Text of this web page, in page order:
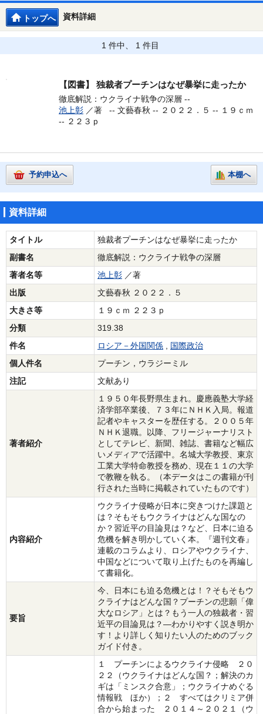
資料詳細
トップへ
1 件中、 1 件目
【図書】 独裁者プーチンはなぜ暴挙に走ったか
徹底解説：ウクライナ戦争の深層 --
池上彰 ／著 -- 文藝春秋 -- ２０２２．５ -- １９ｃｍ
-- ２２３ｐ
予約申込へ 本棚へ
資料詳細
タイトル
独裁者プーチンはなぜ暴挙に走ったか
副書名
徹底解説：ウクライナ戦争の深層
著者名等
池上彰 ／著
出版
文藝春秋 ２０２２．５
大きさ等
１９ｃｍ ２２３ｐ
分類
319.38
件名
ロシア－外国関係 , 国際政治
個人件名
プーチン，ウラジーミル
注記
文献あり
著者紹介
１９５０年長野県生まれ。慶應義塾大学経
済学部卒業後、７３年にＮＨＫ入局。報道
記者やキャスターを歴任する。２００５年
ＮＨＫ退職。以降、フリージャーナリスト
としてテレビ、新聞、雑誌、書籍など幅広
いメディアで活躍中。名城大学教授、東京
工業大学特命教授を務め、現在１１の大学
で教鞭を執る。（本データはこの書籍が刊
行された当時に掲載されていたものです）
内容紹介
ウクライナ侵略が日本に突きつけた課題と
は？そもそもウクライナはどんな国なの
か？習近平の目論見は？など、日本に迫る
危機を解き明かしていく本。『週刊文春』
連載のコラムより、ロシアやウクライナ、
中国などについて取り上げたものを再編し
て書籍化。
要旨
今、日本にも迫る危機とは！？そもそもウ
クライナはどんな国？プーチンの悲願「偉
大なロシア」とは？もう一人の独裁者・習
近平の目論見は？―わかりやすく説き明か
す！より詳しく知りたい人のためのブック
ガイド付き。
１ プーチンによるウクライナ侵略 ２０
２２（ウクライナはどんな国？；解決のカ
ギは「ミンスク合意」；ウクライナめぐる
情報戦 ほか）；２ すべてはクリミア併
合から始まった ２０１４～２０２１（ウ